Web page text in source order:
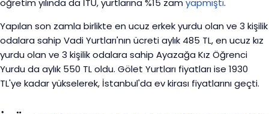
Yapılan son zamla birlikte en ucuz erkek yurdu olan ve 3 kişilik
odalara sahip Vadi Yurtları'nın ücreti aylık 485 TL, en ucuz kız
yurdu olan ve 3 kişilik odalara sahip Ayazağa Kız Öğrenci
Yurdu da aylık 550 TL oldu. Gölet Yurtları fiyatları ise 1930
TL'ye kadar yükselerek, İstanbul'da ev kirası fiyatlarını geçti.